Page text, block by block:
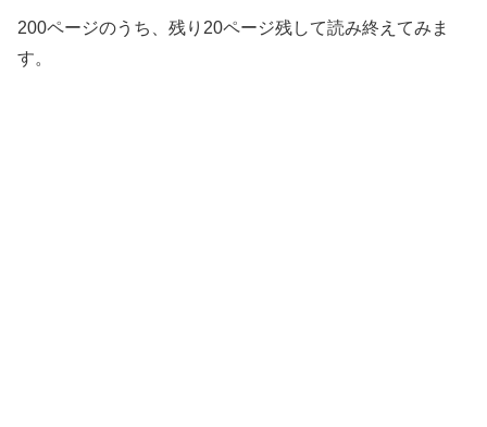
200ページのうち、残り20ページ残して読み終えてみま
す。